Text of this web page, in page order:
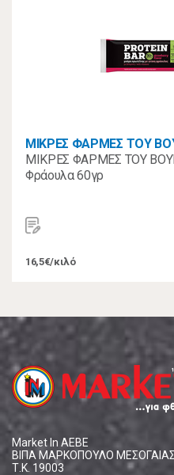
ΜΙΚΡΕΣ ΦΑΡΜΕΣ ΤΟΥ
ΜΙΚΡΕΣ ΦΑΡΜΕΣ ΤΟΥ
Φράουλα 60γρ
16,5€/κιλό
Market In ΑΕΒΕ
ΒΙΠΑ ΜΑΡΚΟΠΟΥΛΟ
Τ.Κ. 19003